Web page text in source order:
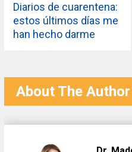
Diarios de cuarentena:
estos últimos días me
han hecho darme
About The Author